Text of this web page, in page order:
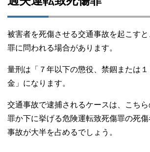
被害者を死傷させる交通事故を起こす
罪に問われる場合があります。
量刑は「７年以下の懲役、禁錮または
金」になります。
交通事故で逮捕されるケースは、こち
罪か下に挙げる危険運転致死傷罪の死
事故が大半を占めるでしょう。